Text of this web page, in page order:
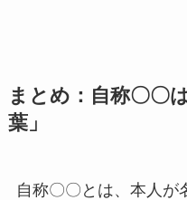
まとめ：自称〇〇
葉」
自称〇〇とは、本人が